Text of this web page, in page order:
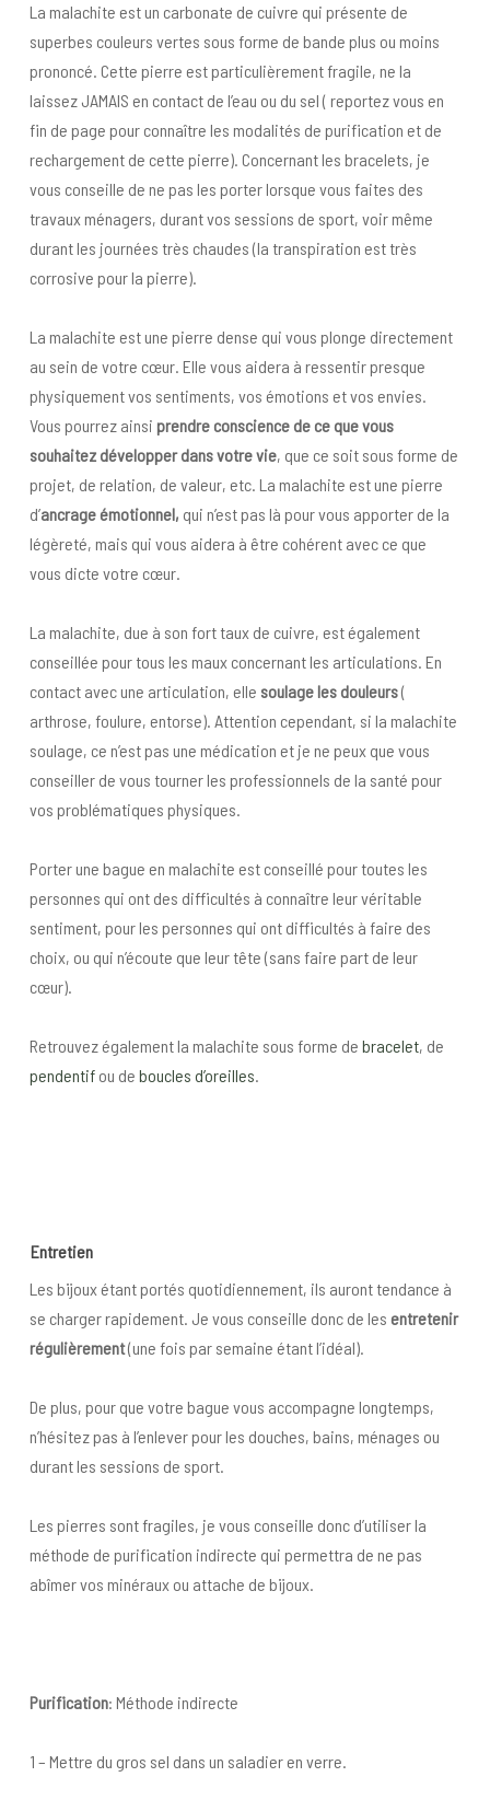
La malachite est un carbonate de cuivre qui présente de
superbes couleurs vertes sous forme de bande plus ou moins
prononcé. Cette pierre est particulièrement fragile, ne la
laissez JAMAIS en contact de l’eau ou du sel ( reportez vous en
fin de page pour connaître les modalités de purification et de
rechargement de cette pierre). Concernant les bracelets, je
vous conseille de ne pas les porter lorsque vous faites des
travaux ménagers, durant vos sessions de sport, voir même
durant les journées très chaudes (la transpiration est très
corrosive pour la pierre).
La malachite est une pierre dense qui vous plonge directement
au sein de votre cœur. Elle vous aidera à ressentir presque
physiquement vos sentiments, vos émotions et vos envies.
Vous pourrez ainsi prendre conscience de ce que vous
souhaitez développer dans votre vie, que ce soit sous forme de
projet, de relation, de valeur, etc. La malachite est une pierre
d’ancrage émotionnel, qui n’est pas là pour vous apporter de la
légèreté, mais qui vous aidera à être cohérent avec ce que
vous dicte votre cœur.
La malachite, due à son fort taux de cuivre, est également
conseillée pour tous les maux concernant les articulations. En
contact avec une articulation, elle soulageles douleurs(
arthrose, foulure, entorse). Attention cependant, si la malachite
soulage, ce n’est pas une médication et je ne peux que vous
conseiller de vous tourner les professionnels de la santé pour
vos problématiques physiques.
Porter une bague en malachite est conseillé pour toutes les
personnes qui ont des difficultés à connaître leur véritable
sentiment, pour les personnes qui ont difficultés à faire des
choix, ou qui n’écoute que leur tête (sans faire part de leur
cœur).
Retrouvez également la malachite sous forme de bracelet, de
pendentifou de boucles d’oreilles.
Entretien
Les bijoux étant portés quotidiennement, ils auront tendance à
se charger rapidement. Je vous conseille donc de les entretenir
régulièrement(une fois par semaine étant l’idéal).
De plus, pour que votre bague vous accompagne longtemps,
n’hésitez pas à l’enlever pour les douches, bains, ménages ou
durant les sessions de sport.
Les pierres sont fragiles, je vous conseille donc d’utiliser la
méthode de purification indirecte qui permettra de ne pas
abîmer vos minéraux ou attache de bijoux.
Purification: Méthode indirecte
1 – Mettre du gros sel dans un saladier en verre.